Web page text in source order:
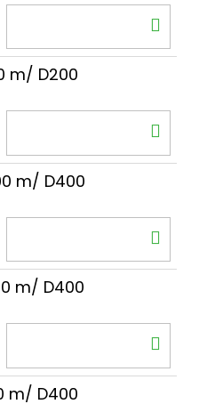
m/ D200
m/ D400
m/ D400
m/ D400